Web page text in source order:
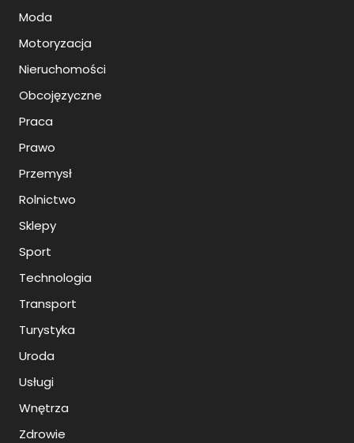
Moda
Motoryzacja
Nieruchomości
Obcojęzyczne
Praca
Prawo
Przemysł
Rolnictwo
Sklepy
Sport
Technologia
Transport
Turystyka
Uroda
Usługi
Wnętrza
Zdrowie